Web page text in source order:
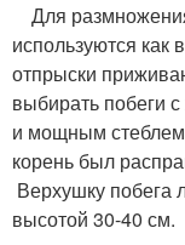
Для
используются как
отпрыски
выбирать побеги
и мощным
корень был
Верхушку побега
высотой 30-40 см.